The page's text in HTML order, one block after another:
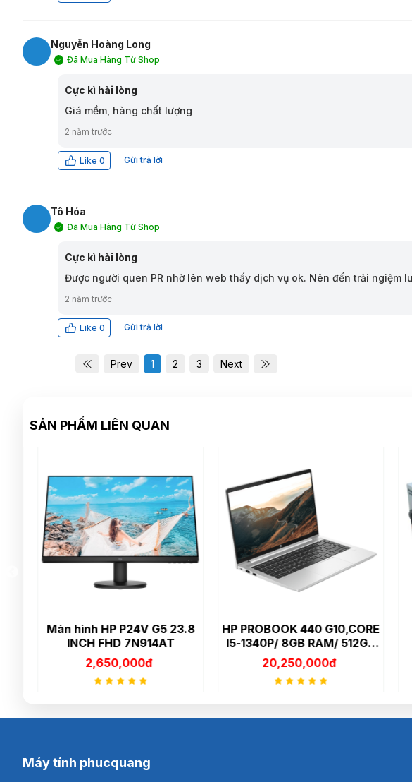
Nguyễn Hoàng Long
Đã Mua Hàng Từ Shop
Cực kì hài lòng
Giá mềm, hàng chất lượng
2 năm trước
Like 0 Gửi trả lời
Tô Hóa
Đã Mua Hàng Từ Shop
Cực kì hài lòng
Được người quen PR nhờ lên web thấy dịch vụ ok. Nên đến trải ngiệm
2 năm trước
Like 0 Gửi trả lời
Prev 1 2 3 Next
SẢN PHẨM LIÊN QUAN
Màn hình HP P24V G5 23.8
INCH FHD 7N914AT
2,650,000đ
HP PROBOOK 440 G10,CORE
I5-1340P/ 8GB RAM/ 512GB
SSD/ 14INCH FHD TOUCH/ /
FINGERPRINT/ WIN11 HOME
64/ SILVER
20,250,000đ
Máy tính phucquang